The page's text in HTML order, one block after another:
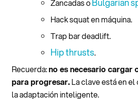
Zancadas oBulgarian
Hack squat en máquina.
Trap bar deadlift.
Hip thrusts.
Recuerda:no es necesario cargar
para progresar.La clave está en
la adaptación inteligente.